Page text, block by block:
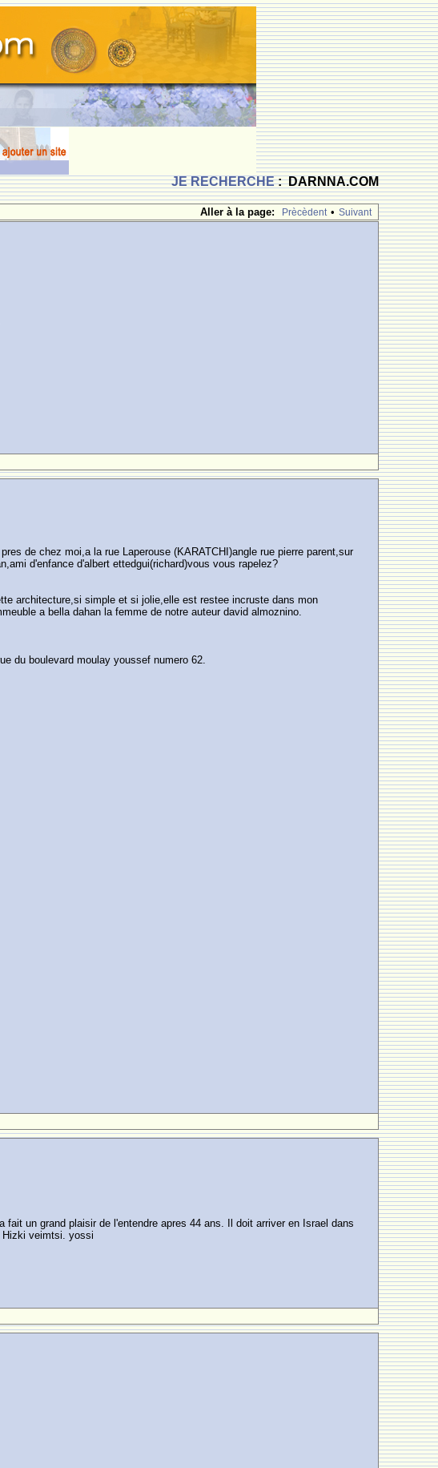
JE RECHERCHE: DARNNA.COM
Aller à la page:
Prècèdent • Suivant
de chez moi,a la rue Laperouse (KARATCHI)angle rue pierre parent,sur
d'enfance d'albert ettedgui(richard)vous vous rapelez?
architecture,si simple et si jolie,elle est restee incruste dans mon
a bella dahan la femme de notre auteur david almoznino.
du boulevard moulay youssef numero 62.
un grand plaisir de l'entendre apres 44 ans. Il doit arriver en Israel dans
Hizki veimtsi. yossi